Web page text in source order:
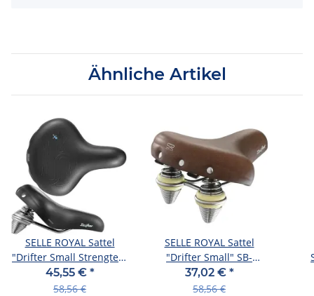
Ähnliche Artikel
SELLE ROYAL Sattel
"Drifter Small Strengtex"
SB-ve schwarz, Mod.
45,55 € *
58,56 €
SELLE ROYAL Sattel
"Drifter Small" SB-
verpackt, Ro braun, Mod.
22
37,02 € *
58,56 €